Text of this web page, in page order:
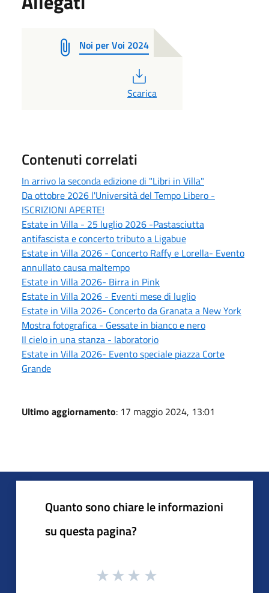
Noi per Voi 2024
Scarica
Contenuti correlati
In arrivo la seconda edizione di "Libri in Villa"
Da ottobre 2026 l'Università del Tempo Libero -
ISCRIZIONI APERTE!
Estate in Villa - 25 luglio 2026 -Pastasciutta
antifascista e concerto tributo a Ligabue
Estate in Villa 2026 - Concerto Raffy e Lorella- Evento
annullato causa maltempo
Estate in Villa 2026- Birra in Pink
Estate in Villa 2026 - Eventi mese di luglio
Estate in Villa 2026- Concerto da Granata a New York
Mostra fotografica - Gessate in bianco e nero
Il cielo in una stanza - laboratorio
Estate in Villa 2026- Evento speciale piazza Corte
Grande
Ultimo aggiornamento: 17 maggio 2024, 13:01
Quanto sono chiare le informazioni
su questa pagina?